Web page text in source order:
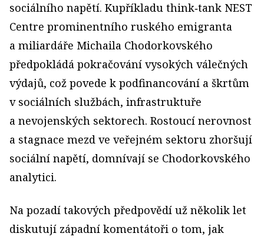
sociálního napětí. Kupříkladu think‑tank NEST
Centre prominentního ruského emigranta
a miliardáře Michaila Chodorkovského
předpokládá pokračování vysokých válečných
výdajů, což povede k podfinancování a škrtům
v sociálních službách, infrastruktuře
a nevojenských sektorech. Rostoucí nerovnost
a stagnace mezd ve veřejném sektoru zhoršují
sociální napětí, domnívají se Chodorkovského
analytici.
Na pozadí takových předpovědí už několik let
diskutují západní komentátoři o tom, jak